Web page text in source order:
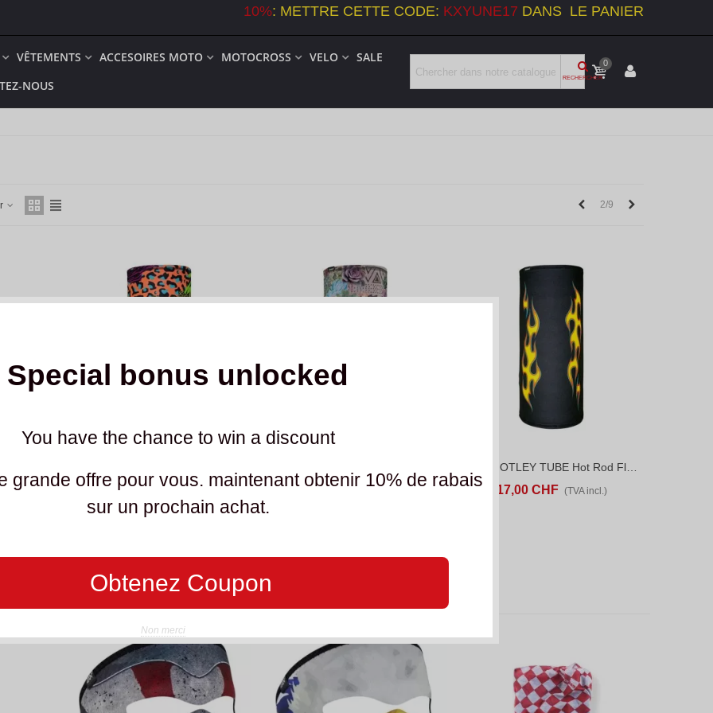
Special bonus unlocked
You have the chance to win a discount
grande offre pour vous. maintenant obtenir 10% de rabais
sur un prochain achat.
Obtenez Coupon
Non merci
10%: METTRE CETTE CODE: KXYUNE17 DANS LE PANIER
VÊTEMENTS ACCESOIRES MOTO MOTOCROSS VELO
SALE
NOUS
RECHERCHER
0
Previous
2/9
incl.) 17,00 CHF 17,00 CHF
AJOUTER AU PANIERADD TO COMPARE
ZAN MOTLEY TUBE Hot Rod Flame
17,00 CHF (TVA incl.)